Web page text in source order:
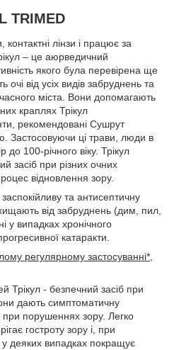
TRIMED
лінзи і працює за
– це аюрведичний
якого була перевірена ще
від усіх видів забруднень та
міста. Вони допомагають
краплях Трікул
рекомендовані Сушрут
Застосовуючи ці трави, люди в
до 100-річного віку. Трікул
засіб при різних очних
відновлення зору.
та антисептичну
від забруднень (дим, пил,
у випадках хронічного
катаракти.
регулярному застосуванні*,
Трікул - безпечний засіб при
дають симптоматичну
порушеннях зору. Легко
гостроту зору і, при
деяких випадках покращує